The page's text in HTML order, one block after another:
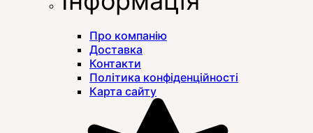
Про компанію
Доставка
Контакти
Політика конфіденційності
Карта сайту